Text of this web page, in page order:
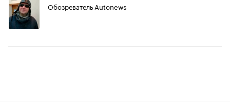
Обозреватель Autonews